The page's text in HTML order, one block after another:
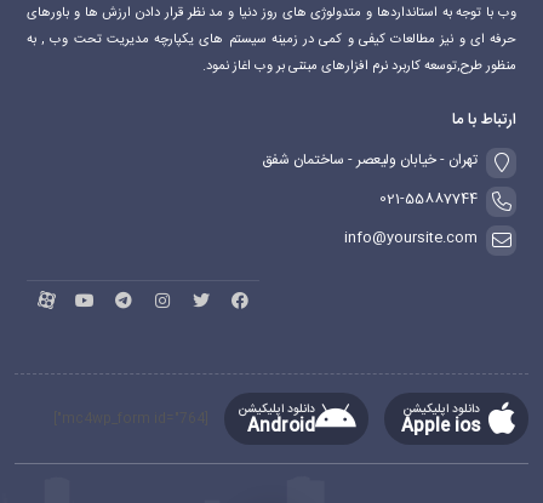
وب با توجه به استانداردها و متدولوژی های روز دنیا و مد نظر قرار دادن ارزش ها و باورهای
حرفه ای و نیز مطالعات کیفی و کمی در زمینه سیستم های یکپارچه مدیریت تحت وب , به
منظور طرح,توسعه کاربرد نرم افزارهای مبتنی بر وب اغاز نمود.
ارتباط با ما
تهران - خیابان ولیعصر - ساختمان شفق
021-55887744
info@yoursite.com
دانلود اپلیکیشن
Apple ios
دانلود اپلیکیشن
Android